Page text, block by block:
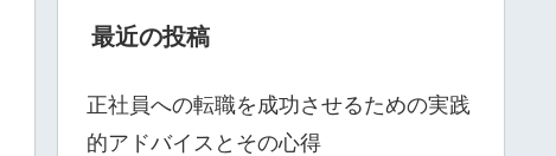
最近の投稿
正社員への転職を成功させるための実践
的アドバイスとその心得